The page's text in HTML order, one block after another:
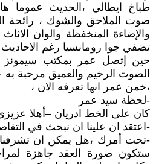
طباخ ايطالي ،الحديث عموما
صوت الملاحق والشوك ، رائحة
والإضاءة المنخفظة والوان
تضفي جوا رومانسيا رغم الاحاديث
حين إتصل عمر بمكتب سيمونز
الصوت الرخيم والعميق مرحبة
،خمن عمر انها تعرفه الان ،
-لحظة سيد عمر
كان على الخط ادريان –أهلا
-اعتقد ان علينا ان نبحث في
-تحت أمرك ،هل يمكن ان تشرفنا
ستكون صورة العقد جاهزة